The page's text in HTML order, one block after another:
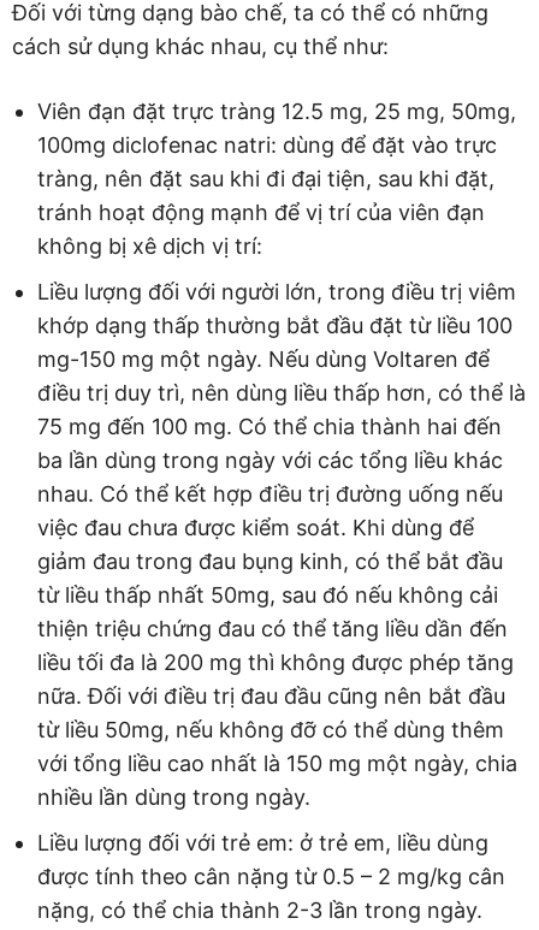
Đối với từng dạng bào chế, ta có thể có những
cách sử dụng khác nhau, cụ thể như:
Viên đạn đặt trực tràng 12.5 mg, 25 mg, 50mg,
100mg diclofenac natri: dùng để đặt vào trực
tràng, nên đặt sau khi đi đại tiện, sau khi đặt,
tránh hoạt động mạnh để vị trí của viên đạn
không bị xê dịch vị trí:
Liều lượng đối với người lớn, trong điều trị viêm
khớp dạng thấp thường bắt đầu đặt từ liều 100
mg-150 mg một ngày. Nếu dùng Voltaren để
điều trị duy trì, nên dùng liều thấp hơn, có thể là
75 mg đến 100 mg. Có thể chia thành hai đến
ba lần dùng trong ngày với các tổng liều khác
nhau. Có thể kết hợp điều trị đường uống nếu
việc đau chưa được kiểm soát. Khi dùng để
giảm đau trong đau bụng kinh, có thể bắt đầu
từ liều thấp nhất 50mg, sau đó nếu không cải
thiện triệu chứng đau có thể tăng liều dần đến
liều tối đa là 200 mg thì không được phép tăng
nữa. Đối với điều trị đau đầu cũng nên bắt đầu
từ liều 50mg, nếu không đỡ có thể dùng thêm
với tổng liều cao nhất là 150 mg một ngày, chia
nhiều lần dùng trong ngày.
Liều lượng đối với trẻ em: ở trẻ em, liều dùng
được tính theo cân nặng từ 0.5 – 2 mg/kg cân
nặng, có thể chia thành 2-3 lần trong ngày.